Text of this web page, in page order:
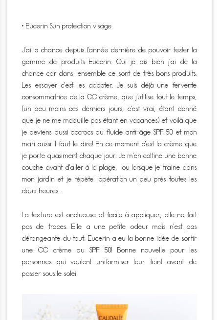
• Eucerin Sun protection visage.
J’ai la chance depuis l’année dernière de pouvoir tester la
gamme de produits Eucerin. Oui je dis bien j’ai de la
chance car dans l’ensemble ce sont de très bons produits.
Les essayer c’est les adopter. Je suis déjà une fervente
consommatrice de la CC crème, que j’utilise tout le temps,
(un peu moins ces derniers jours, c’est vrai, étant donné
que je ne me maquille pas étant en vacances) et voilà que
je deviens aussi accrocs au fluide anti-âge SPF 50 et mon
mari aussi il faut le dire! En ce moment c’est la crème que
je porte quasiment chaque jour. Je m’en coltine une bonne
couche avant d’aller à la plage, ou lorsque je traine dans
mon jardin et je répète l’opération un peu près toutes les
deux heures.
La texture est onctueuse et facile à appliquer, elle ne fait
pas de traces. Elle a une petite odeur mais n’est pas
dérangeante du tout. Eucerin a eu la bonne idée de sortir
une CC crème au SPF 50! Bonne nouvelle pour les
personnes qui veulent uniformiser leur teint avant de
passer sous le soleil.